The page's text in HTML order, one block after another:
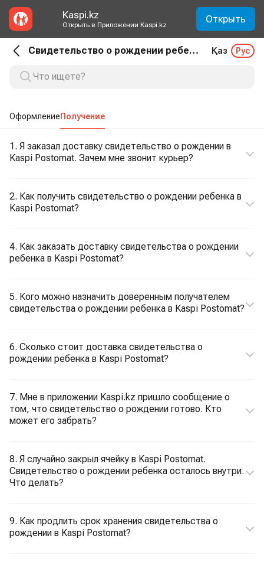
Kaspi.kz
Открыть в Приложении Kaspi.kz Открыть
Свидетельство о рождении ребенка. Получение Қаз Рус
ОформлениеПолучение
1. Я заказал доставку свидетельство о рождении в
Kaspi Postomat. Зачем мне звонит курьер?
2. Как получить свидетельство о рождении ребенка в
Kaspi Postomat?
4. Как заказать доставку свидетельства о рождении
ребенка в Kaspi Postomat?
5. Кого можно назначить доверенным получателем
свидетельства о рождении ребенка в Kaspi Postomat?
6. Сколько стоит доставка свидетельства о
рождении ребенка в Kaspi Postomat?
7. Мне в приложении Kaspi.kz пришло сообщение о
том, что свидетельство о рождении готово. Кто
может его забрать?
8. Я случайно закрыл ячейку в Kaspi Postomat.
Свидетельство о рождении ребенка осталось внутри.
Что делать?
9. Как продлить срок хранения свидетельства о
рождении в Kaspi Postomat?